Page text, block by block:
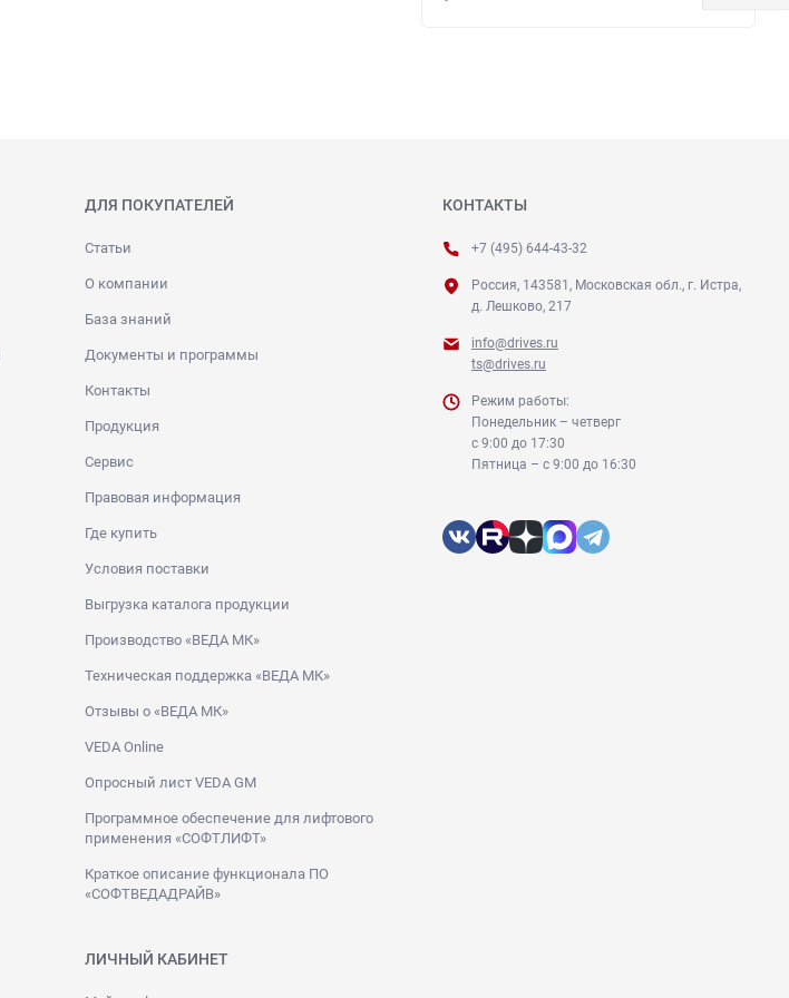
ДЛЯ ПОКУПАТЕЛЕЙ
Статьи
О компании
База знаний
Документы и программы
Контакты
Продукция
Сервис
Правовая информация
Где купить
Условия поставки
Выгрузка каталога продукции
Производство «ВЕДА МК»
Техническая поддержка «ВЕДА МК»
Отзывы о «ВЕДА МК»
VEDA Online
Опросный лист VEDA GM
Программное обеспечение для лифтового
применения «СОФТЛИФТ»
Краткое описание функционала ПО
«СОФТВЕДАДРАЙВ»
ЛИЧНЫЙ КАБИНЕТ
КОНТАКТЫ
+7 (495) 644-43-32
Россия, 143581, Московская обл., г. Истра,
д. Лешково, 217
info@drives.ru
ts@drives.ru
Режим работы:
Понедельник – четверг
с 9:00 до 17:30
Пятница – с 9:00 до 16:30